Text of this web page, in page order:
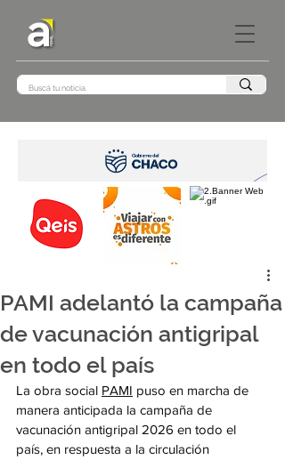
PAMI adelantó la campaña
de vacunación antigripal
en todo el país
La obra social PAMI puso en marcha de
manera anticipada la campaña de
vacunación antigripal 2026 en todo el
país, en respuesta a la circulación